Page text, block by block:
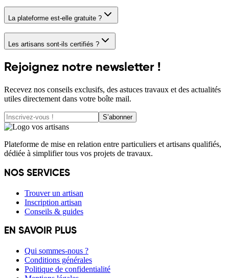
La plateforme est-elle gratuite ?
Les artisans sont-ils certifiés ?
Rejoignez notre newsletter !
Recevez nos conseils exclusifs, des astuces travaux et des actualités
utiles directement dans votre boîte mail.
S’abonner
Plateforme de mise en relation entre particuliers et artisans qualifiés,
dédiée à simplifier tous vos projets de travaux.
NOS SERVICES
Trouver un artisan
Inscription artisan
Conseils & guides
EN SAVOIR PLUS
Qui sommes-nous ?
Conditions générales
Politique de confidentialité